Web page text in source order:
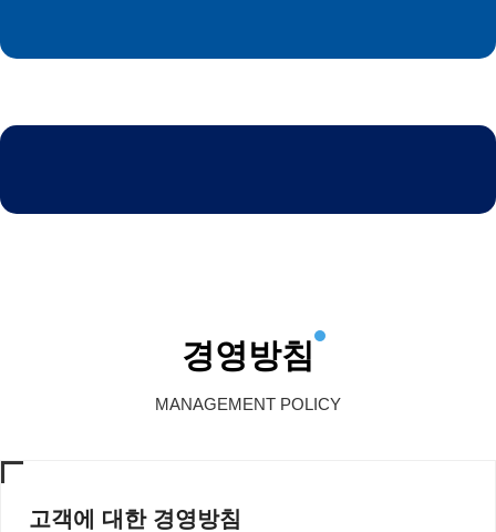
경영방침
MANAGEMENT POLICY
고객에 대한 경영방침